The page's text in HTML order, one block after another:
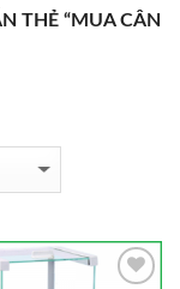
THẺ “MUA CÂN